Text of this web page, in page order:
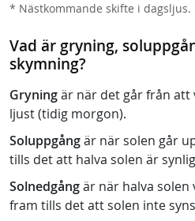
* Nästkommande skifte i dagsljus.
Vad är gryning,
skymning?
Gryningär när det går från att
ljust (tidig morgon).
Soluppgångär när solen går
tills det att halva solen är
Solnedgångär när halva solen
fram tills det att solen inte